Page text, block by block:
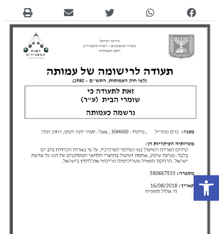
פתח סרגל נגישות